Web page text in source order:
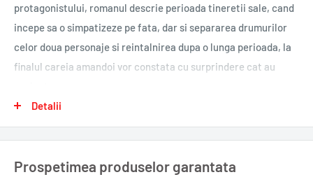
protagonistului, romanul descrie perioada tineretii sale, cand
incepe sa o simpatizeze pe fata, dar si separarea drumurilor
celor doua personaje si reintalnirea dupa o lunga perioada, la
finalul careia amandoi vor constata cu surprindere cat au
Autor: Garabet Ibraileanu
ISBN: 978-973-21-1038-6
Detalii
Prospetimea produselor garantata